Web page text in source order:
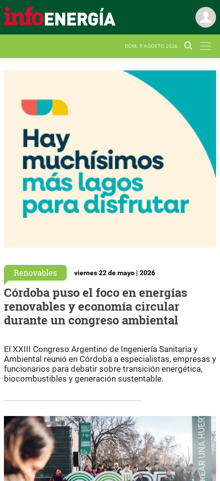
DOM. 9 AGOSTO 2026
Renovables viernes 22 de mayo | 2026
Córdoba puso el foco en energías
renovables y economía circular
durante un congreso ambiental
El XXIII Congreso Argentino de Ingeniería Sanitaria y
Ambiental reunió en Córdoba a especialistas, empresas y
funcionarios para debatir sobre transición energética,
biocombustibles y generación sustentable.